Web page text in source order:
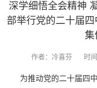
深学细悟全会精神
部举行党的二十届
集
作者：冷喜芬 时
为推动党的二十届四